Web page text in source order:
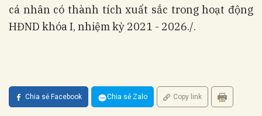
cá nhân có thành tích xuất sắc trong hoạt động
HĐND khóa I, nhiệm kỳ 2021 - 2026./.
Chia sẻ Facebook Chia sẻ Zalo Copy link